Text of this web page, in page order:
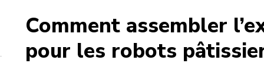
Comment assembler
pour les robots